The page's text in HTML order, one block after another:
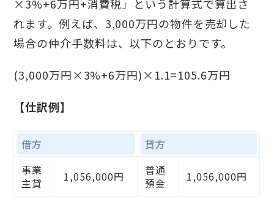
×3%+6万円+消費税」という計算式で算出さ
れます。例えば、3,000万円の物件を売却した
場合の仲介手数料は、以下のとおりです。
(3,000万円×3%+6万円)×1.1=105.6万円
【仕訳例】
借方
貸方
事業
主貸
1,056,000円
普通
預金
1,056,000円